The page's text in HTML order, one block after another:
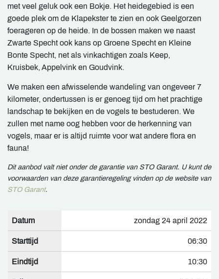
met veel geluk ook een Bokje. Het heidegebied is een
goede plek om de Klapekster te zien en ook Geelgorzen
foerageren op de heide. In de bossen maken we naast
Zwarte Specht ook kans op Groene Specht en Kleine
Bonte Specht, net als vinkachtigen zoals Keep,
Kruisbek, Appelvink en Goudvink.
We maken een afwisselende wandeling van ongeveer 7
kilometer, ondertussen is er genoeg tijd om het prachtige
landschap te bekijken en de vogels te bestuderen. We
zullen met name oog hebben voor de herkenning van
vogels, maar er is altijd ruimte voor wat andere flora en
fauna!
Dit aanbod valt niet onder de garantie van STO Garant. U kunt de
voorwaarden van deze garantieregeling vinden op de website van
STO Garant.
Datum zondag 24 april 2022
Starttijd 06:30
Eindtijd 10:30